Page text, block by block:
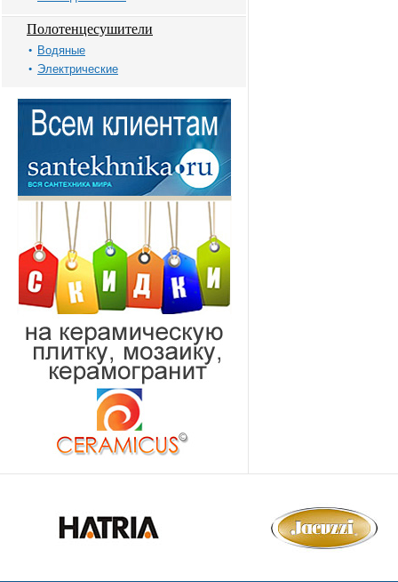
Полотенцесушители
Водяные
Электрические